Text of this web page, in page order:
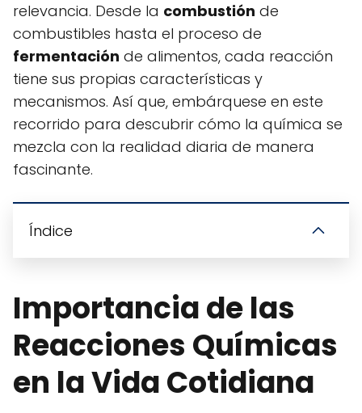
relevancia. Desde la combustión de
combustibles hasta el proceso de
fermentación de alimentos, cada reacción
tiene sus propias características y
mecanismos. Así que, embárquese en este
recorrido para descubrir cómo la química se
mezcla con la realidad diaria de manera
fascinante.
Índice
Importancia de las
Reacciones Químicas
en la Vida Cotidiana